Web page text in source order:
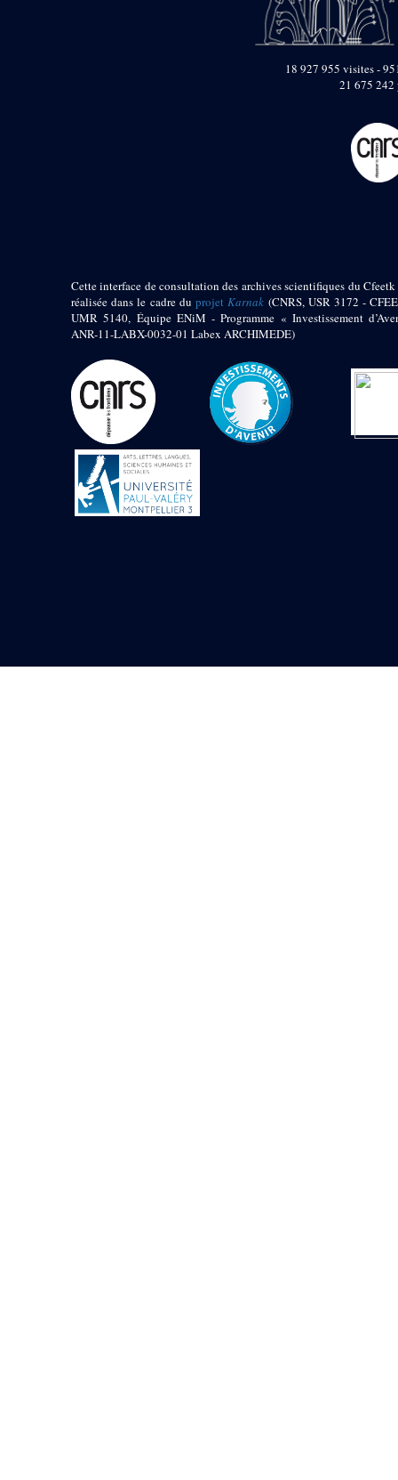
18 927 955 visites -
21 675 242
Cette interface de consultation des archives scientifiques du Cfeetk
réalisée dans le cadre duprojet Karnak (CNRS, USR 3172 -
UMR 5140, Équipe ENiM - Programme « Investissement
ANR-11-LABX-0032-01 Labex ARCHIMEDE)